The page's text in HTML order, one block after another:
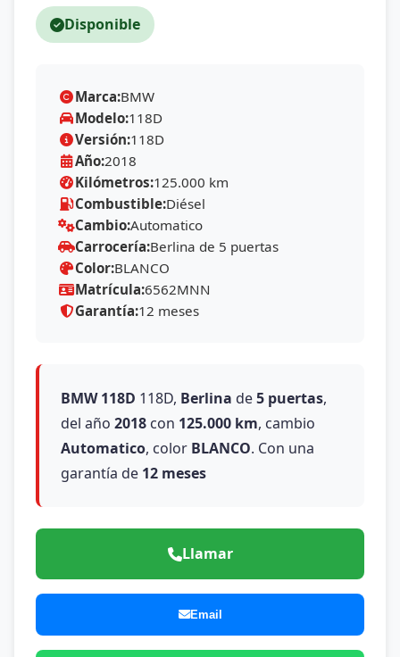
Disponible
Marca:BMW
Modelo:118D
Versión:118D
Año:2018
Kilómetros:125.000 km
Combustible:Diésel
Cambio:Automatico
Carrocería:Berlina de 5 puertas
Color:BLANCO
Matrícula:6562MNN
Garantía:12 meses
BMW 118D 118D, Berlina de5 puertas,
del año 2018 con 125.000 km, cambio
Automatico, color BLANCO. Con una
garantía de 12 meses
Llamar
Email